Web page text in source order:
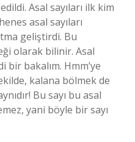
Asal sayıları ilk kim
asal sayıları
geliştirdi. Bu
olarak bilinir. Asal
bir bakalım. Hmm’ye
kalana bölmek de
Bu sayı bu asal
yani böyle bir sayı